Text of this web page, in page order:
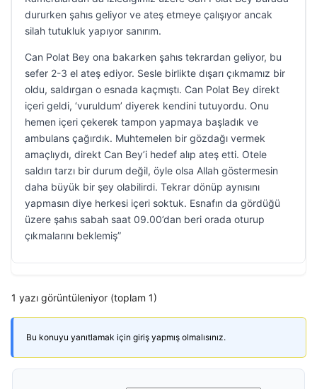
dururken şahıs geliyor ve ateş etmeye çalışıyor ancak
silah tutukluk yapıyor sanırım.
Can Polat Bey ona bakarken şahıs tekrardan geliyor, bu
sefer 2-3 el ateş ediyor. Sesle birlikte dışarı çıkmamız bir
oldu, saldırgan o esnada kaçmıştı. Can Polat Bey direkt
içeri geldi, ‘vuruldum’ diyerek kendini tutuyordu. Onu
hemen içeri çekerek tampon yapmaya başladık ve
ambulans çağırdık. Muhtemelen bir gözdağı vermek
amaçlıydı, direkt Can Bey’i hedef alıp ateş etti. Otele
saldırı tarzı bir durum değil, öyle olsa Allah göstermesin
daha büyük bir şey olabilirdi. Tekrar dönüp aynısını
yapmasın diye herkesi içeri soktuk. Esnafın da gördüğü
üzere şahıs sabah saat 09.00’dan beri orada oturup
çıkmalarını beklemiş”
1 yazı görüntüleniyor (toplam 1)
Bu konuyu yanıtlamak için giriş yapmış olmalısınız.